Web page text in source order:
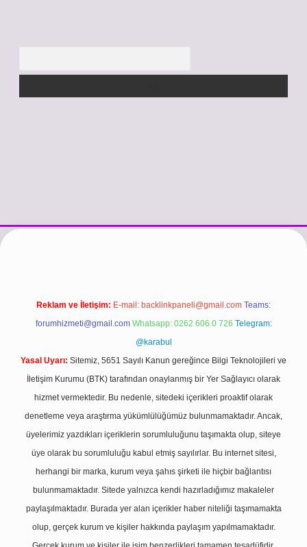
vdcasino güncel girişhttps://www.betexper.xyz/betci.cobetci
Reklam ve İletişim: E-mail: backlinkpaneli@gmail.com Teams:
forumhizmeti@gmail.com Whatsapp: 0262 606 0 726 Telegram:
@karabul
Yasal Uyarı: Sitemiz, 5651 Sayılı Kanun gereğince Bilgi Teknolojileri ve
İletişim Kurumu (BTK) tarafından onaylanmış bir Yer Sağlayıcı olarak
hizmet vermektedir. Bu nedenle, sitedeki içerikleri proaktif olarak
denetleme veya araştırma yükümlülüğümüz bulunmamaktadır. Ancak,
üyelerimiz yazdıkları içeriklerin sorumluluğunu taşımakta olup, siteye
üye olarak bu sorumluluğu kabul etmiş sayılırlar. Bu internet sitesi,
herhangi bir marka, kurum veya şahıs şirketi ile hiçbir bağlantısı
bulunmamaktadır. Sitede yalnızca kendi hazırladığımız makaleler
paylaşılmaktadır. Burada yer alan içerikler haber niteliği taşımamakta
olup, gerçek kurum ve kişiler hakkında paylaşım yapılmamaktadır.